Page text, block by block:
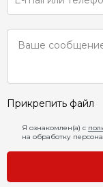
Прикрепить файл
Я ознакомлен(а) с
на обработку